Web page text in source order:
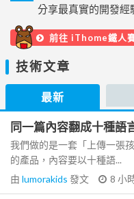
分享最真實的開發經
前往 iThome鐵人
技術文章
最新
同一篇內容翻成十種語
我們做的是一套「上傳一張
的產品，內容要以十種語...
由 lumorakids 發文 8 小